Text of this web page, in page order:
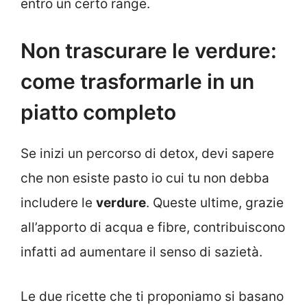
entro un certo range.
Non trascurare le verdure:
come trasformarle in un
piatto completo
Se inizi un percorso di detox, devi sapere
che non esiste pasto io cui tu non debba
includere le verdure. Queste ultime, grazie
all’apporto di acqua e fibre, contribuiscono
infatti ad aumentare il senso di sazietà.
Le due ricette che ti proponiamo si basano